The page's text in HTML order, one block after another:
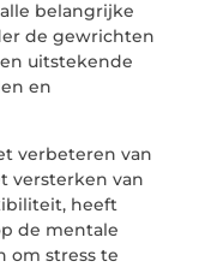
belangrijke
de gewrichten
uitstekende
en
verbeteren van
versterken van
heeft
de mentale
om stress te